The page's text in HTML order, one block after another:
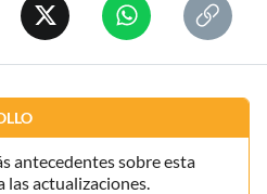
antecedentes sobre esta
las actualizaciones.